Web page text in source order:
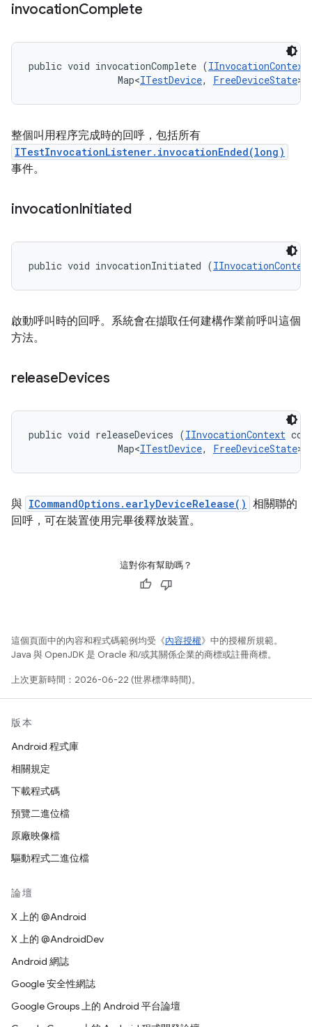
invocationComplete
public void invocationComplete (IInvocationContext
                Map<
ITestDevice, FreeDeviceState>
整個叫用程序完成時的回呼，包括所有
ITestInvocationListener.invocationEnded(long)
事件。
invocationInitiated
public void invocationInitiated (
啟動呼叫時的回呼。系統會在擷取任何建構作業前呼叫這個
方法。
releaseDevices
public void releaseDevices (IInvocationContext
                Map<
ITestDevice, FreeDeviceState>
與 ICommandOptions.earlyDeviceRelease() 相關聯的
回呼，可在裝置使用完畢後釋放裝置。
這對你有幫助嗎？
這個頁面中的內容和程式碼範例均受《內容授權》中的授權所規範。
Java 與 OpenJDK 是 Oracle 和/或其關係企業的商標或註冊商標。
上次更新時間：2026-06-22 (世界標準時間)。
版本
Android 程式庫
相關規定
下載程式碼
預覽二進位檔
原廠映像檔
驅動程式二進位檔
論壇
X 上的 @Android
X 上的 @AndroidDev
Android 網誌
Google 安全性網誌
Google Groups 上的 Android 平台論壇